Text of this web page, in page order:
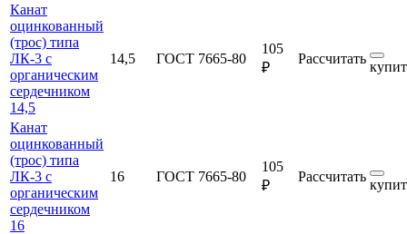
Канат
оцинкованный
(трос) типа
ЛК-3 с
органическим
сердечником
14,5
14,5 ГОСТ 7665-80
105
₽
Рассчитать
Канат
оцинкованный
(трос) типа
ЛК-3 с
органическим
сердечником
16
16 ГОСТ 7665-80
105
₽
Рассчитать